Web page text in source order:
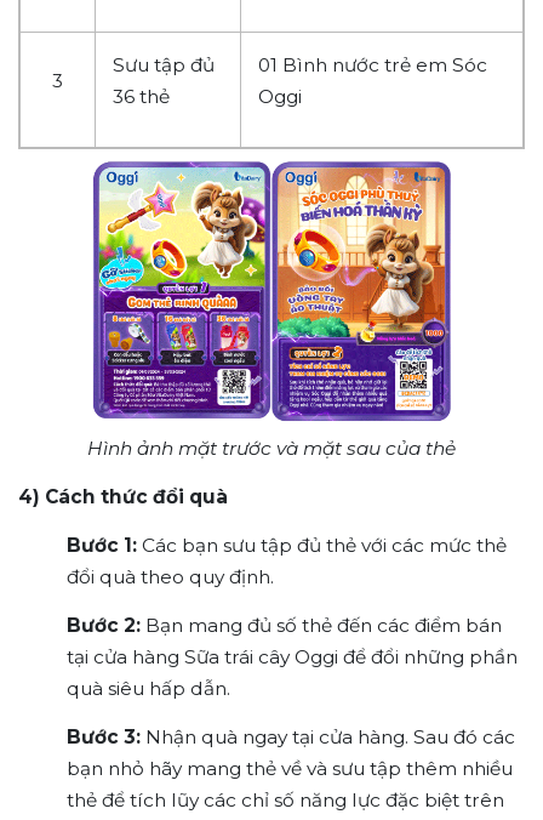
3
Sưu tập đủ
36 thẻ
01 Bình nước trẻ em Sóc
Oggi
Hình ảnh mặt trước và mặt sau của thẻ
4) Cách thức đổi quà
Bước 1: Các bạn sưu tập đủ thẻ với các mức thẻ
đổi quà theo quy định.
Bước 2: Bạn mang đủ số thẻ đến các điểm bán
tại cửa hàng Sữa trái cây Oggi để đổi những phần
quà siêu hấp dẫn.
Bước 3: Nhận quà ngay tại cửa hàng. Sau đó các
bạn nhỏ hãy mang thẻ về và sưu tập thêm nhiều
thẻ để tích lũy các chỉ số năng lực đặc biệt trên